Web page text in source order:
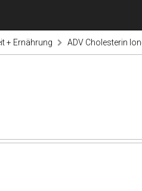
+ Ernährung ADV Cholesterin